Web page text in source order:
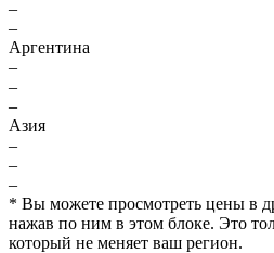
–
–
Аргентина
–
–
–
Азия
–
–
–
* Вы можете просмотреть цены в
нажав по ним в этом блоке. Это
который не меняет ваш регион.